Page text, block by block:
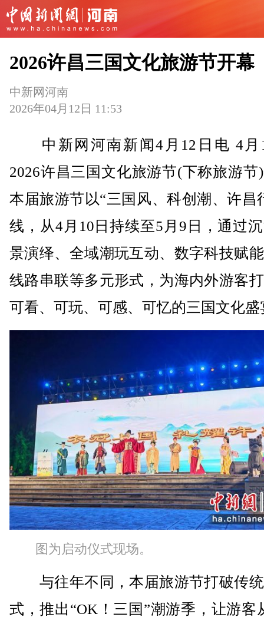
2026许昌三国文化旅游节开幕
中新网河南
2026年04月12日 11:53
中新网河南新闻4月12日电 4月
2026许昌三国文化旅游节(下称旅游节
本届旅游节以“三国风、科创潮、许昌
线，从4月10日持续至5月9日，通过
景演绎、全域潮玩互动、数字科技赋
线路串联等多元形式，为海内外游客
可看、可玩、可感、可忆的三国文化盛
图为启动仪式现场。
与往年不同，本届旅游节打破传
式，推出“OK！三国”潮游季，让游客